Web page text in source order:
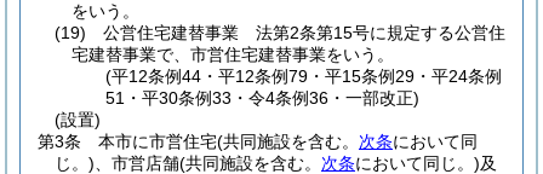
をいう。
(19)
公営住宅建替事業 法第2条第15号に規定する公営住
宅建替事業で、市営住宅建替事業をいう。
(平12条例44・平12条例79・平15条例29・平24条例
51・平30条例33・令4条例36・一部改正)
(設置)
第3条
本市に市営住宅(共同施設を含む。 次条において同
じ。) 、市営店舗(共同施設を含む。 次条において同じ。)及